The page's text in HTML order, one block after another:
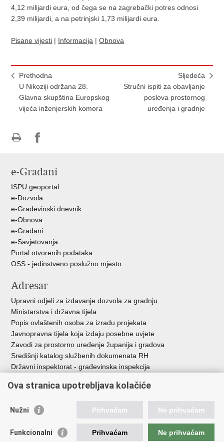
4,12 milijardi eura, od čega se na zagrebački potres odnosi
2,39 milijardi, a na petrinjski 1,73 milijardi eura.
Pisane vijesti | Informacija |Obnova
Prethodna
U Nikoziji održana 28.
Glavna skupština Europskog
vijeća inženjerskih komora
Sljedeća
Stručni ispiti za obavljanje
poslova prostornog
uređenja i gradnje
FacebookuTwitteru
e-Građani
ISPU geoportal
e-Dozvola
e-Građevinski dnevnik
e-Obnova
e-Građani
e-Savjetovanja
Portal otvorenih podataka
OSS - jedinstveno poslužno mjesto
Adresar
Upravni odjeli za izdavanje dozvola za gradnju
Ministarstva i državna tijela
Popis ovlaštenih osoba za izradu projekata
Javnopravna tijela koja izdaju posebne uvjete
Zavodi za prostorno uređenje županija i gradova
Središnji katalog službenih dokumenata RH
Državni inspektorat - građevinska inspekcija
Vlada Republike Hrvatske
Zavod za prostorni razvoj
Agencija za pravni promet i posredovanje nekretninama
Ova stranica upotrebljava kolačiće
Nužni Prihvaćam Ne prihvaćam
Funkcionalni Prihvaćam Ne prihvaćam